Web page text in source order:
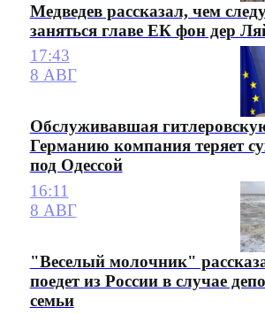
Медведев рассказал, чем
заняться главе ЕК фон дер
17:43
8 АВГ
Обслуживавшая
Германию компания теряет
под Одессой
16:11
8 АВГ
"Веселый молочник"
поедет из России в случае
семьи